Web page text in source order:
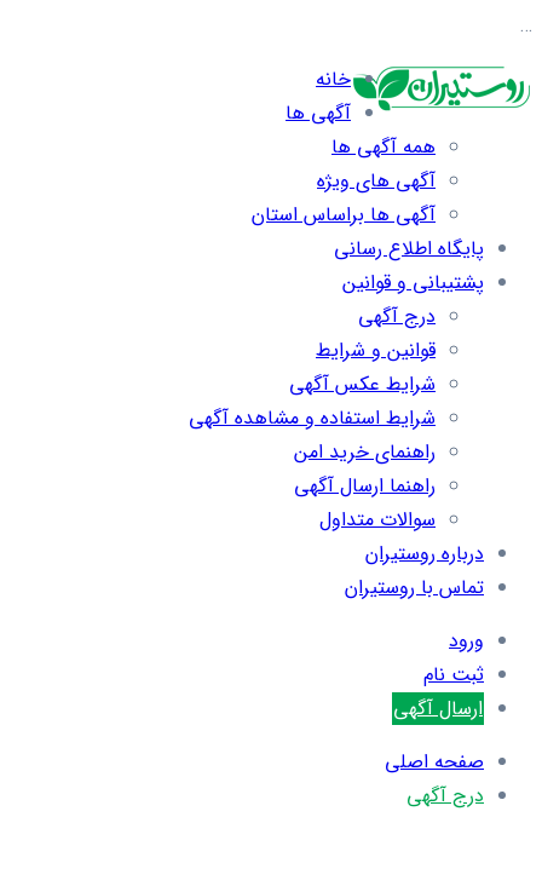
…
خانه
آگهی ها
همه آگهی ها
آگهی های ویژه
آگهی ها براساس استان
پایگاه اطلاع رسانی
پشتیبانی و قوانین
درج آگهی
قوانین و شرایط
شرایط عکس آگهی
شرایط استفاده و مشاهده آگهی
راهنمای خرید امن
راهنما ارسال آگهی
سوالات متداول
درباره روستیران
تماس با روستیران
ورود
ثبت نام
ارسال آگهی
صفحه اصلی
درج آگهی